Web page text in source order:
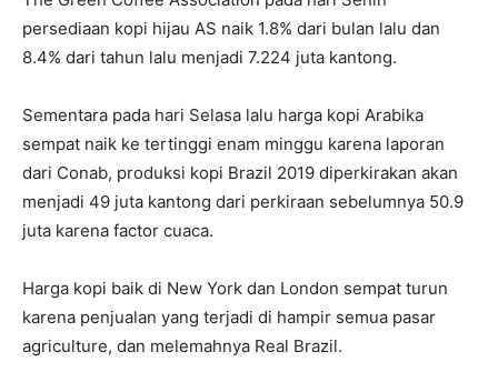
persediaan kopi hijau AS naik 1.8% dari bulan lalu dan
8.4% dari tahun lalu menjadi 7.224 juta kantong.
Sementara pada hari Selasa lalu harga kopi Arabika
sempat naik ke tertinggi enam minggu karena laporan
dari Conab, produksi kopi Brazil 2019 diperkirakan akan
menjadi 49 juta kantong dari perkiraan sebelumnya 50.9
juta karena factor cuaca.
Harga kopi baik di New York dan London sempat turun
karena penjualan yang terjadi di hampir semua pasar
agriculture, dan melemahnya Real Brazil.